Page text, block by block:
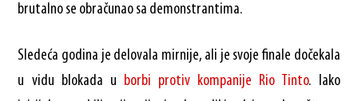
brutalno se obračunao sa demonstrantima.
Sledeća godina je delovala mirnije, ali je svoje finale dočekala
u vidu blokada u borbi protiv kompanije Rio Tinto. Iako